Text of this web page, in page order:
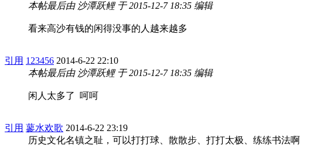
本帖最后由 沙潭跃鲤 于 2015-12-7 18:35 编辑
看来高沙有钱的闲得没事的人越来越多
引用 123456 2014-6-22 22:10
本帖最后由 沙潭跃鲤 于 2015-12-7 18:35 编辑
闲人太多了 呵呵
引用 蓼水欢歌 2014-6-22 23:19
历史文化名镇之耻，可以打打球、散散步、打打太极、练练书法啊